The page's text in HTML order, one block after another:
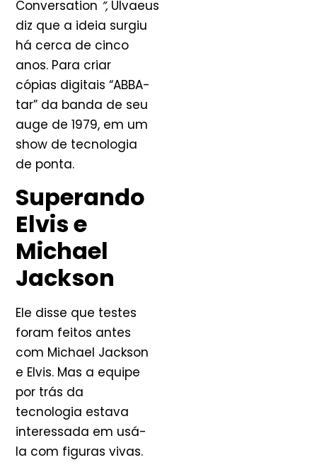
Conversation ”, Ulvaeus
diz que a ideia surgiu
há cerca de cinco
anos. Para criar
cópias digitais “ABBA-
tar” da banda de seu
auge de 1979, em um
show de tecnologia
de ponta.
Superando
Elvis e
Michael
Jackson
Ele disse que testes
foram feitos antes
com Michael Jackson
e Elvis. Mas a equipe
por trás da
tecnologia estava
interessada em usá-
la com figuras vivas.